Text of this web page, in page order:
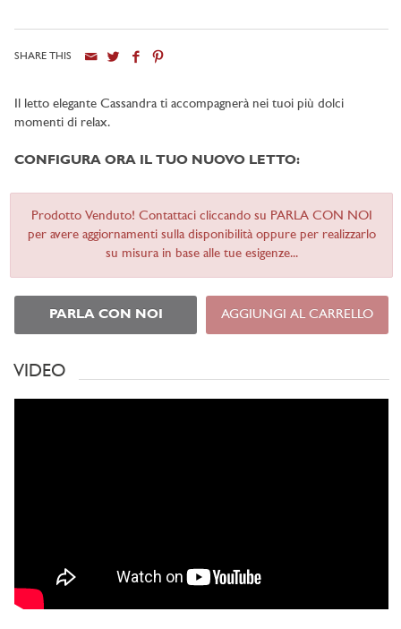
SHARE THIS
Il letto elegante Cassandra ti accompagnerà nei tuoi più dolci
momenti di relax.
CONFIGURA ORA IL TUO NUOVO LETTO:
Prodotto Venduto! Contattaci cliccando su PARLA CON NOI
per avere aggiornamenti sulla disponibilità oppure per realizzarlo
su misura in base alle tue esigenze...
PARLA CON NOI AGGIUNGI AL CARRELLO
VIDEO